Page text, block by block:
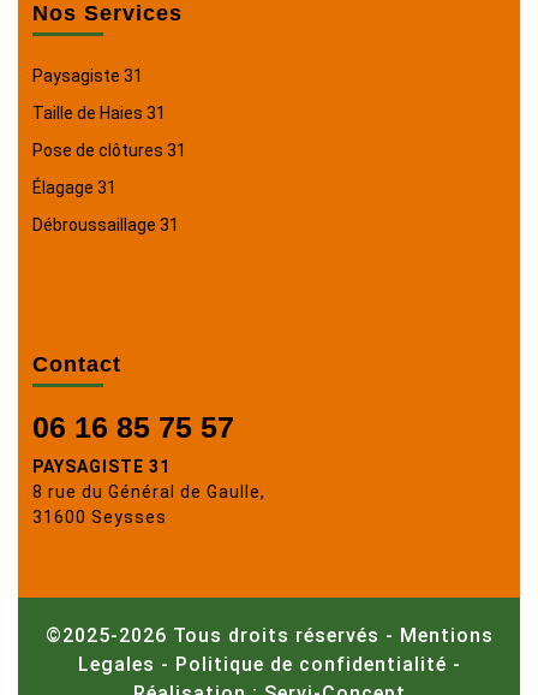
Nos Services
Paysagiste 31
Taille de Haies 31
Pose de clôtures 31
Élagage 31
Débroussaillage 31
Contact
06 16 85 75 57
PAYSAGISTE 31
8 rue du Général de Gaulle,
31600 Seysses
©2025-2026 Tous droits réservés - Mentions
Legales - Politique de confidentialité -